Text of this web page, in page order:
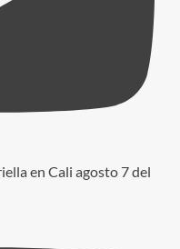
en Cali agosto 7 del